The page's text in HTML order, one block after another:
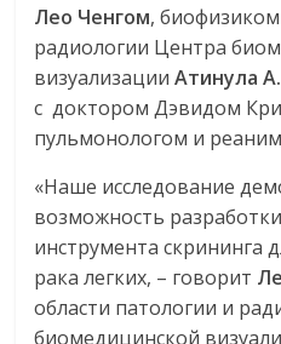
Лео Ченгом,
радиологии Центра
визуализацииАтинула
с доктором Дэвидом
пульмонологом и
«Наше исследование
возможность
инструмента скрининга
рака легких, – говорит
области патологии и
биомедицинской